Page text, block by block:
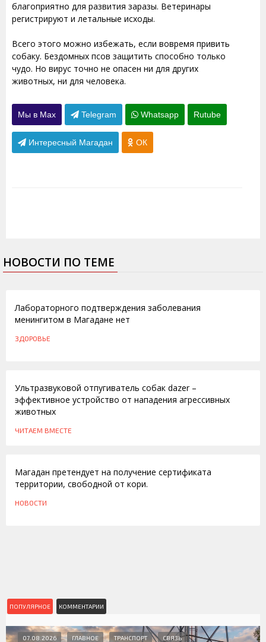
благоприятно для развития заразы. Ветеринары
регистрируют и летальные исходы.
Всего этого можно избежать, если вовремя привить
собаку. Бездомных псов защитить способно только
чудо. Но вирус точно не опасен ни для других
животных, ни для человека.
Мы в Max Telegram Whatsapp Rutube
Интересный Магадан ОК
НОВОСТИ ПО ТЕМЕ
Лабораторного подтверждения заболевания
менингитом в Магадане нет
ЗДОРОВЬЕ
Ультразвуковой отпугиватель собак dazer –
эффективное устройство от нападения агрессивных
животных
ЧИТАЕМ ВМЕСТЕ
Магадан претендует на получение сертификата
территории, свободной от кори.
НОВОСТИ
ПОПУЛЯРНОЕ КОММЕНТАРИИ
07.08.2026 ГЛАВНОЕ ТРАНСПОРТ СВЯЗЬ